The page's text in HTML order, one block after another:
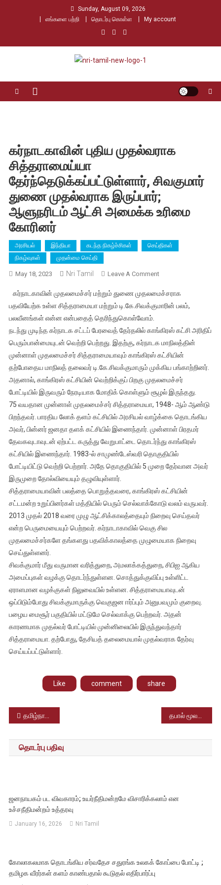
Sunday, August 09, 2026
எங்களை பற்றி
தொடர்பு கொள்ள My account
Nri Tamil
கர்நாடகாவின் புதிய முதல்வராக
சித்தராமைய்யா
தேர்ந்தெடுக்கப்பட்டுள்ளார், சிவகுமார்
துணை முதல்வராக இருப்பார்;
ஆளுநரிடம் ஆட்சி அமைக்க உரிமை
கோரினர்
அரசியல் இந்தியா கடந்த நிகழ்ச்சிகள்
செய்திகள்
நிகழ்வுகள்
முதன்மை செய்தி
May 18, 2023 Nri Tamil Leave A CommentOn
புதிய
முதல்வராக
சிவகுமார்
துணை
முதல்வராக
இருப்பார்;
ஆட்சி
அமைக்க
உரிமை
கோரினர்
கர்நாடகாவின் முதலமைச்சர் மற்றும் துணை முதலமைச்சராக
பதவியேற்க உள்ள சித்தராமையா மற்றும் டி.கே.சிவக்குமாரின் பலம்,
பலவீனங்கள் என்ன என்பதைத் தெரிந்துகொள்வோம்.
நடந்து முடிந்த கர்நாடக சட்டப் பேரவைத் தேர்தலில் காங்கிரஸ் கட்சி அரிதிப்
பெரும்பான்மையுடன் வெற்றி பெற்றது. இதற்கு, கர்நாடக மாநிலத்தின்
முன்னாள் முதலமைச்சர் சித்தராமையாவும் காங்கிரஸ் கட்சியின்
தற்போதைய மாநிலத் தலைவர் டி.கே.சிவக்குமாரும் முக்கிய பங்காற்றினர்.
அதனால், காங்கிரஸ் கட்சியின் வெற்றிக்குப் பிறகு முதலமைச்சர்
போட்டியில் இருவரும் நேரடியாக மோதிக் கொள்ளும் சூழல் இருந்தது.
75 வயதான முன்னாள் முதலமைச்சர் சித்தராமையா, 1948- ஆம் ஆண்டு
பிறந்தவர். பாரதிய லோக் தளம் கட்சியில் அரசியல் வாழ்க்கை தொடங்கிய
அவர், பின்னர் ஜனதா தளக் கட்சியில் இணைந்தார். முன்னாள் பிரதமர்
தேவகவுடாவுடன் ஏற்பட்ட கருத்து வேறுபாட்டை தொடர்ந்து காங்கிரஸ்
கட்சியில் இணைந்தார். 1983-ல் சாமுண்டேஸ்வரி தொகுதியில்
போட்டியிட்டு வெற்றி பெற்றார். அதே தொகுதியில் 5 முறை தேர்வான அவர்
இருமுறை தோல்வியையும் தழுவியுள்ளார்.
சித்தராமையாவின் பலத்தை பொறுத்தவரை, காங்கிரஸ் கட்சியின்
சட்டமன்ற உறுப்பினர்கள் மத்தியில் பெரும் செல்வாக்கோடு வலம் வருபவர்.
2013 முதல் 2018 வரை முழு ஆட்சிக்காலத்தையும் நிறைவு செய்தவர்
என்ற பெருமையையும் பெற்றவர். கர்நாடாகாவில் வெகு சில
முதலமைச்சர்களே தங்களது பதவிக்காலத்தை முழுமையாக நிறைவு
செய்துள்ளனர்.
சிவக்குமார் மீது வருமான வரித்துறை, அமலாக்கத்துறை, சிபிஐ ஆகிய
அமைப்புகள் வழக்கு தொடர்ந்துள்ளன. சொத்துக்குவிப்பு உள்ளிட்ட
ஏராளமான வழக்குகள் நிலுவையில் உள்ளன. சித்தராமையாவுடன்
ஒப்பிடும்போது சிவக்குமாருக்கு வெகுஜன ஈர்ப்பும் அனுபவமும் குறைவு.
பழைய மைசூர் பகுதியில் மட்டுமே செல்வாக்கு பெற்றவர். அதன்
காரணமாக முதல்வர் போட்டியில் முன்னிலையில் இருந்துவந்தார்
சித்தராமையா. தற்போது, தேசியத் தலைமையால் முதல்வராக தேர்வு
செய்யப்பட்டுள்ளார்.
Like comment share
Post
navigation
தமிழ்நாடு அரசு இயற்றிய ஜல்லிக்கட்டு சட்டத்திற்கு எதிரான வழக்குகளை தள்ளுபடி செய்தது உச்சநீதிமன்றம்
தொடர்பு பதிவு
ஜனநாயகம் பட விவகாரம்; உயர்நீதிமன்றமே விசாரிக்கலாம் என
உச்சநீதிமன்றம் உத்தரவு
January 16, 2026 Nri Tamil
கோலாகலமாக தொடங்கிய சர்வதேச சதுரங்க உலகக் கோப்பை போட்டி ;
தமிழக வீரர்கள் களம் காண்பதால் கூடுதல் எதிர்பார்ப்பு